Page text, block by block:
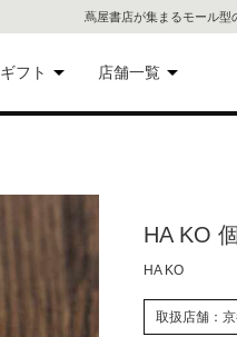
蔦屋書店が集まるモール型
ギフト 店舗一覧
代官
HA KO
HA KO
取扱店舗：